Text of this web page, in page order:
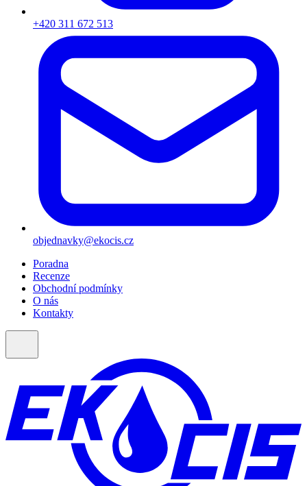
+420 311 672 513
objednavky@ekocis.cz
Poradna
Recenze
Obchodní podmínky
O nás
Kontakty